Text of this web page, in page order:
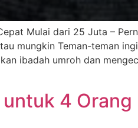
Mulai dari 25 Juta –
mungkin Teman-teman
ibadah umroh dan
4